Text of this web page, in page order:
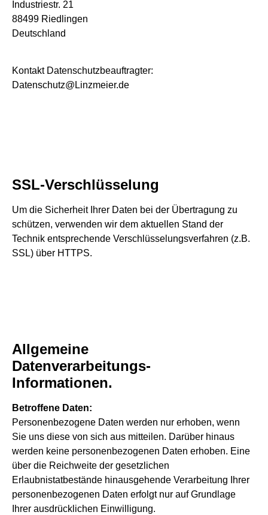
Industriestr. 21
88499 Riedlingen
Deutschland
Kontakt Datenschutzbeauftragter:
Datenschutz@Linzmeier.de
SSL-Verschlüsselung
Um die Sicherheit Ihrer Daten bei der Übertragung zu
schützen, verwenden wir dem aktuellen Stand der
Technik entsprechende Verschlüsselungsverfahren (z.B.
SSL) über HTTPS.
Allgemeine
Datenverarbeitungs-
Informationen.
Betroffene Daten:
Personenbezogene Daten werden nur erhoben, wenn
Sie uns diese von sich aus mitteilen. Darüber hinaus
werden keine personenbezogenen Daten erhoben. Eine
über die Reichweite der gesetzlichen
Erlaubnistatbestände hinausgehende Verarbeitung Ihrer
personenbezogenen Daten erfolgt nur auf Grundlage
Ihrer ausdrücklichen Einwilligung.